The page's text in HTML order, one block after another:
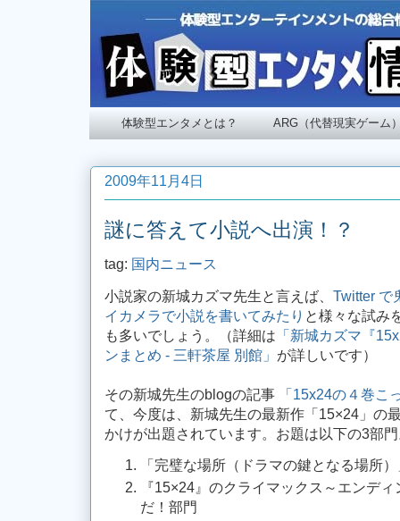
体験型エンタメとは？ ARG（代替現実ゲーム
2009年11月4日
謎に答えて小説へ出演！？
tag: 国内ニュース
小説家の新城カズマ先生と言えば、 Twitter で
イカメラで小説を書いてみたり と様々な試み
も多いでしょう。（詳細は 「新城カズマ『
ンまとめ - 三軒茶屋 別館」 が詳しいです）
その新城先生のblogの記事
「15x24の４巻
て、今度は、新城先生の最新作「15×24」の
かけが出題されています。お題は以下の3部
「完璧な場所（ドラマの鍵となる場所
『15×24』のクライマックス～エンデ
だ！部門